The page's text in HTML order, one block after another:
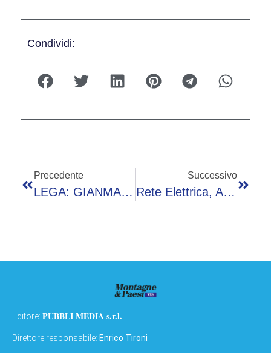
Condividi:
Precedente
LEGA: GIANMARIO ZANI NUOVO SEGRETARIO PROVINCIALE DELLA VALLE CAMONICA
Successivo
Rete Elettrica, A2A Sale Al 100% Di Camuna Energia
Editore: PUBBLI MEDIA s.r.l.
Direttore responsabile: Enrico Tironi